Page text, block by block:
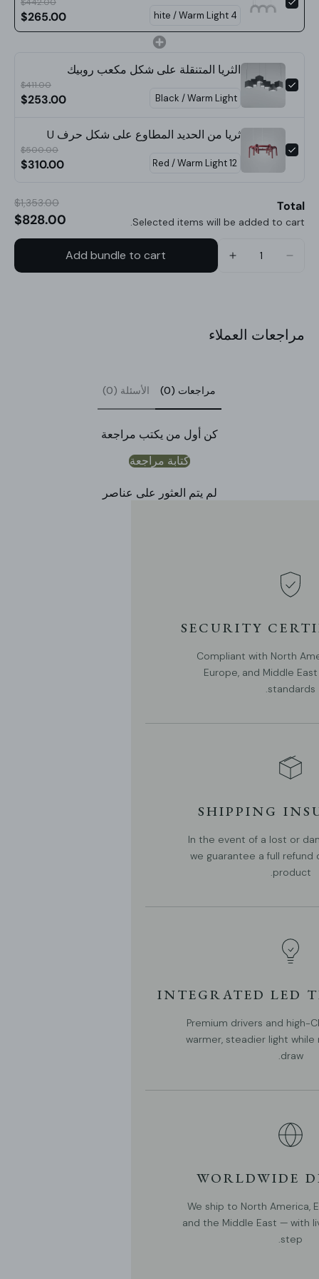
حجم 9 رؤوس: القطر 65 سم × الارتفاع 20.5 سم / ∅ 25.6 بوصة ×
التفاصيل
المواد: حديد.
لون الجسم: أبيض، أسود، أزرق.
النمط الحديث.
جهد التيار المتردد 110-240 فولت.
مثبت بالأسلاك.
مصباح LED مدمج
تصنيف IP 20 - غير مقاوم للماء.
نحن نورد سلكًا بطول 150 سم (59 بوصة). طول قابل للتعديل.
تنزيلات المنتج
$442.00
$265.00
الثريا المتنقلة على شكل مكعب روبيك
$411.00
$253.00
ثريا من الحديد المطاوع على شكل حرف U
$500.00
$310.00
Total
Selected items will be added to cart.
$1,353.00
$828.00
Add bundle to cart
مراجعات العملاء
مراجعات (0) الأسئلة (0)
كن أول من يكتب مراجعة
كتابة مراجعة
لم يتم العثور على عناصر
SECURITY
Compliant with North
Europe, and Middle
standards.
SHIPPING
In the event of a lost or
we guarantee a full
product.
INTEGRATED LED
Premium drivers and high-
warmer, steadier light
draw.
WORLDWIDE
We ship to North America,
and the Middle East — with
step.